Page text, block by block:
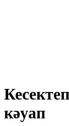
кәуап